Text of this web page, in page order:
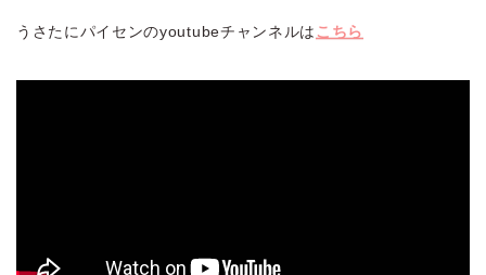
うさたにパイセンのyoutubeチャンネルは こちら